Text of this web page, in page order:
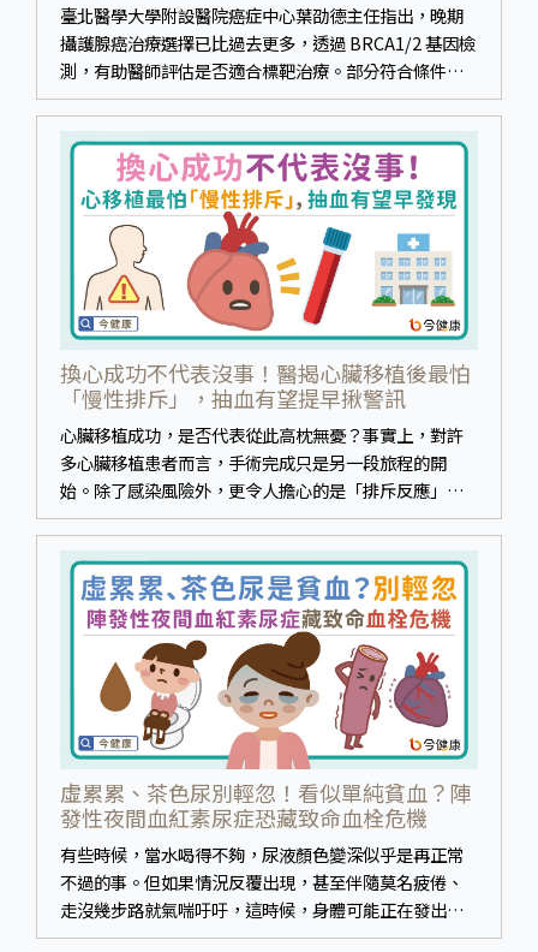
臺北醫學大學附設醫院癌症中心葉劭德主任指出，晚期
攝護腺癌治療選擇已比過去更多，透過 BRCA1/2 基因檢
測，有助醫師評估是否適合標靶治療。部分符合條件的
病人已有健保給付選項，可與醫療團隊討論個人化治療
方案。
換心成功不代表沒事！醫揭心臟移植後最怕
「慢性排斥」，抽血有望提早揪警訊
心臟移植成功，是否代表從此高枕無憂？事實上，對許
多心臟移植患者而言，手術完成只是另一段旅程的開
始。除了感染風險外，更令人擔心的是「排斥反應」。
有些排斥來勢洶洶，但也有些可能在患者毫無察覺的情
損害。
虛累累、茶色尿別輕忽！看似單純貧血？陣
發性夜間血紅素尿症恐藏致命血栓危機
有些時候，當水喝得不夠，尿液顏色變深似乎是再正常
不過的事。但如果情況反覆出現，甚至伴隨莫名疲倦、
走沒幾步路就氣喘吁吁，這時候，身體可能正在發出不
容忽視的警訊。彰化基督教醫院血液腫瘤科黃晟維醫師